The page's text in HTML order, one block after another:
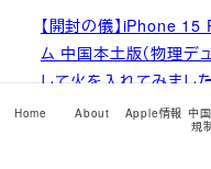
【開封の儀】iPhone
ム 中国本土版（物理デ
して火を入れてみました
【開封の儀】iPhone
ム 中国本土版（物理デ
Home About Apple情報 中
規